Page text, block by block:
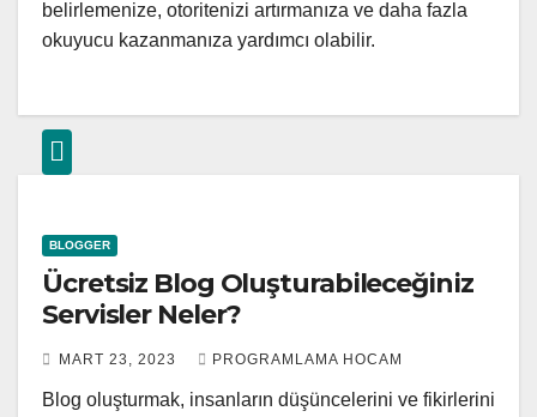
belirlemenize, otoritenizi artırmanıza ve daha fazla
okuyucu kazanmanıza yardımcı olabilir.
BLOGGER
Ücretsiz Blog Oluşturabileceğiniz
Servisler Neler?
MART 23, 2023 PROGRAMLAMA HOCAM
Blog oluşturmak, insanların düşüncelerini ve fikirlerini